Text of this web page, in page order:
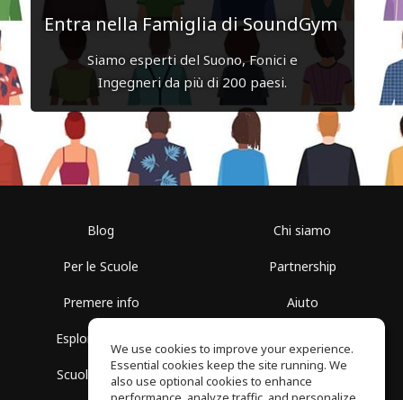
Entra nella Famiglia di SoundGym
Siamo esperti del Suono, Fonici e
Ingegneri da più di 200 paesi.
Blog
Per le Scuole
Premere info
Esplora i Gruppi
Scuola gratuita
Chi siamo
Partnership
Aiuto
Politica sulla Privacy
We use cookies to improve your experience.
Essential cookies keep the site running. We
also use optional cookies to enhance